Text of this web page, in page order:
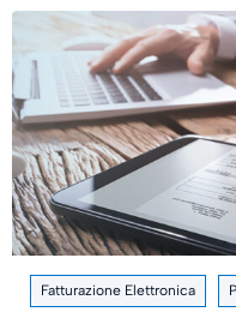
Fatturazione Elettronica